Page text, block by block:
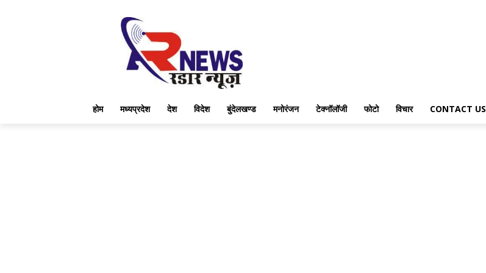
होम मध्यप्रदेश देश विदेश बुंदेलखण्ड मनोरंजन टेक्नॉलॉजी फोटो विचार CONTACT US